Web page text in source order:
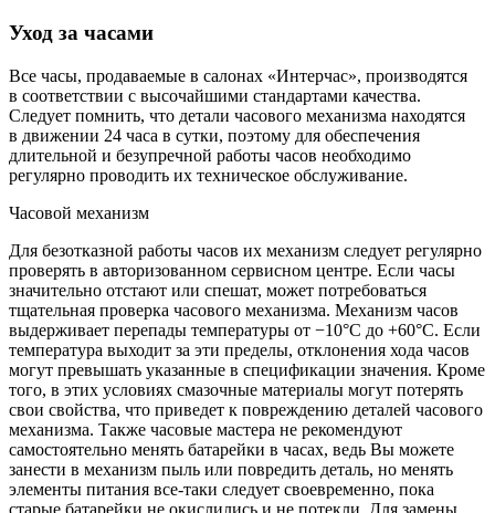
Уход за часами
Все часы, продаваемые в салонах «Интерчас», производятся
в соответствии с высочайшими стандартами качества.
Следует помнить, что детали часового механизма находятся
в движении 24 часа в сутки, поэтому для обеспечения
длительной и безупречной работы часов необходимо
регулярно проводить их техническое обслуживание.
Часовой механизм
Для безотказной работы часов их механизм следует регулярно
проверять в авторизованном сервисном центре. Если часы
значительно отстают или спешат, может потребоваться
тщательная проверка часового механизма. Механизм часов
выдерживает перепады температуры от −10°C до +60°C. Если
температура выходит за эти пределы, отклонения хода часов
могут превышать указанные в спецификации значения. Кроме
того, в этих условиях смазочные материалы могут потерять
свои свойства, что приведет к повреждению деталей часового
механизма. Также часовые мастера не рекомендуют
самостоятельно менять батарейки в часах, ведь Вы можете
занести в механизм пыль или повредить деталь, но менять
элементы питания все-таки следует своевременно, пока
старые батарейки не окислились и не потекли. Для замены